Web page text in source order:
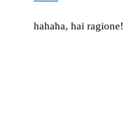
hahaha, hai ragione!